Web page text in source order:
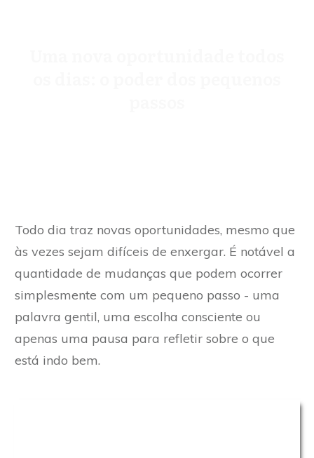
Todo dia traz novas oportunidades, mesmo que
às vezes sejam difíceis de enxergar. É notável a
quantidade de mudanças que podem ocorrer
simplesmente com um pequeno passo - uma
palavra gentil, uma escolha consciente ou
apenas uma pausa para refletir sobre o que
está indo bem.